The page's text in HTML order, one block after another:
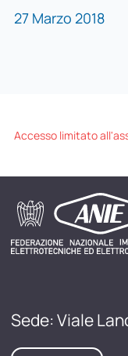
27 Marzo 2018
Accesso limitato
Sede: Viale